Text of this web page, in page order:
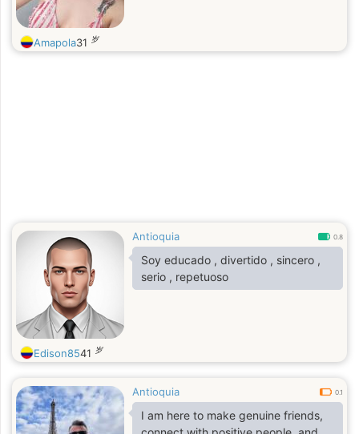
Amapola31 岁
Antioquia 0.8
Soy educado , divertido , sincero ,
serio , repetuoso
Edison8541 岁
Antioquia 0.1
I am here to make genuine friends,